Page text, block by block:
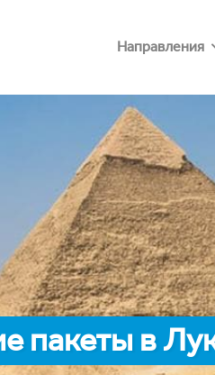
Направления
пакеты в